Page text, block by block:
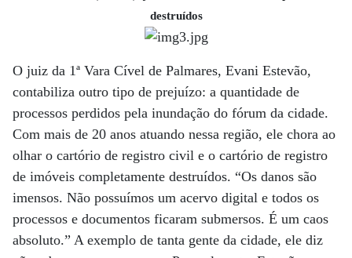
destruídos
O juiz da 1ª Vara Cível de Palmares, Evani Estevão,
contabiliza outro tipo de prejuízo: a quantidade de
processos perdidos pela inundação do fórum da cidade.
Com mais de 20 anos atuando nessa região, ele chora ao
olhar o cartório de registro civil e o cartório de registro
de imóveis completamente destruídos. “Os danos são
imensos. Não possuímos um acervo digital e todos os
processos e documentos ficaram submersos. É um caos
absoluto.” A exemplo de tanta gente da cidade, ele diz